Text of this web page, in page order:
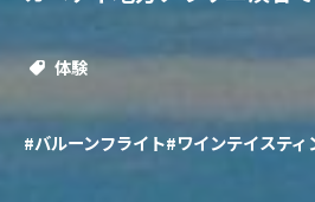
体験
#バルーンフライト#ワインテイスティ